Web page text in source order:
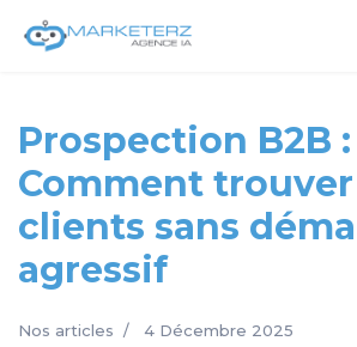
Prospection B2B :
Comment
clients sans
agressif
Nos articles 4 Décembre 2025